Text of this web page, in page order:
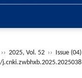
›› 2025, Vol. 52 ›› Issue (04)
j.cnki.zwbhxb.2025.2025038